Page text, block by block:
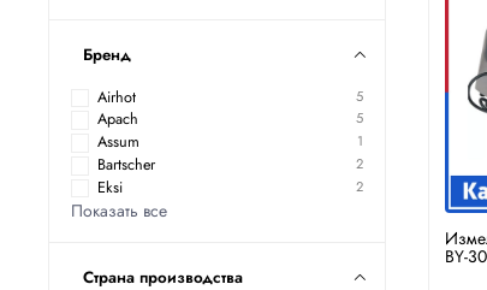
BY-
Бренд
Airhot 5
Apach 5
Assum 1
Bartscher 2
Eksi 2
Показать все
Страна производства